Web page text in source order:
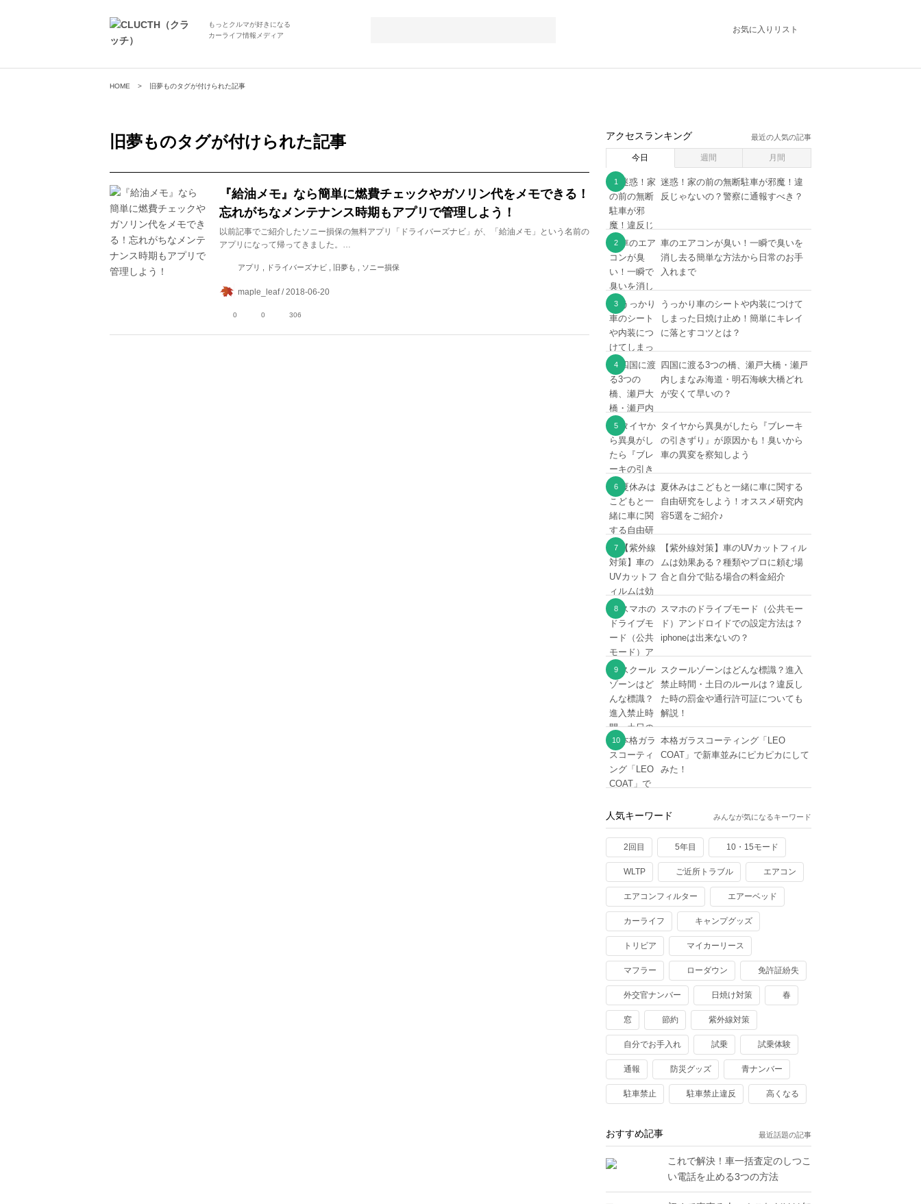
もっとクルマが好きになる
カーライフ情報メディア
お気に入りリスト
HOME 旧夢ものタグが付けられた記事
旧夢ものタグが付けられた記事
『給油メモ』なら簡単に燃費チェックやガソリン代をメモできる！
忘れがちなメンテナンス時期もアプリで管理しよう！
以前記事でご紹介したソニー損保の無料アプリ「ドライバーズナビ」が、「給油メモ」という名前の
アプリになって帰ってきました。…
アプリ , ドライバーズナビ , 旧夢も , ソニー損保
maple_leaf / 2018-06-20
0 0 306
アクセスランキング 最近の人気の記事
今日 週間 月間
迷惑！家の前の無断駐車が邪魔！違
反じゃないの？警察に通報すべき？
車のエアコンが臭い！一瞬で臭いを
消し去る簡単な方法から日常のお手
入れまで
うっかり車のシートや内装につけて
しまった日焼け止め！簡単にキレイ
に落とすコツとは？
四国に渡る3つの橋、瀬戸大橋・瀬戸
内しまなみ海道・明石海峡大橋どれ
が安くて早いの？
タイヤから異臭がしたら『ブレーキ
の引きずり』が原因かも！臭いから
車の異変を察知しよう
夏休みはこどもと一緒に車に関する
自由研究をしよう！オススメ研究内
容5選をご紹介♪
【紫外線対策】車のUVカットフィル
ムは効果ある？種類やプロに頼む場
合と自分で貼る場合の料金紹介
スマホのドライブモード（公共モー
ド）アンドロイドでの設定方法は？
iphoneは出来ないの？
スクールゾーンはどんな標識？進入
禁止時間・土日のルールは？違反し
た時の罰金や通行許可証についても
解説！
本格ガラスコーティング「LEO
COAT」で新車並みにピカピカにして
みた！
人気キーワード みんなが気になるキーワード
2回目 5年目 10・15モード
WLTP ご近所トラブル エアコン
エアコンフィルター エアーベッド
カーライフ キャンプグッズ
トリビア マイカーリース
マフラー ローダウン 免許証紛失
外交官ナンバー 日焼け対策 春
窓 節約 紫外線対策
自分でお手入れ 試乗 試乗体験
通報 防災グッズ 青ナンバー
駐車禁止 駐車禁止違反 高くなる
おすすめ記事 最近話題の記事
これで解決！車一括査定のしつこ
い電話を止める3つの方法